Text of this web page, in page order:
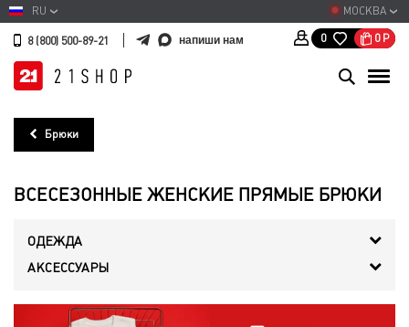
МОСКВА
RU
8 (800) 500-89-21 напиши нам 0 0 Р
Брюки
ВСЕСЕЗОННЫЕ ЖЕНСКИЕ ПРЯМЫЕ БРЮКИ
ОДЕЖДА
АКСЕССУАРЫ